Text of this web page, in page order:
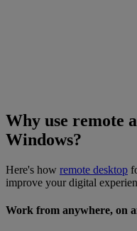
Why use remote
Windows?
Here's how remote desktop
improve your digital
Work from anywhere, on